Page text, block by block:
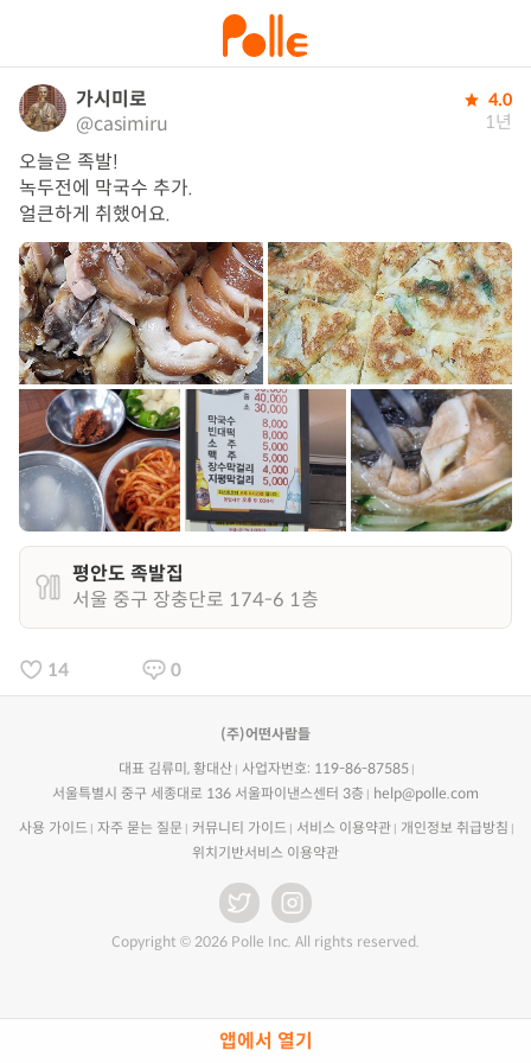
앱에서 열기
가시미로
@casimiru
4.0
1년
오늘은 족발!
녹두전에 막국수 추가.
얼큰하게 취했어요.
평안도 족발집
서울 중구 장충단로 174-6 1층
14 0
(주)어떤사람들
대표 김류미, 황대산
사업자번호: 119-86-87585
서울특별시 중구 세종대로 136 서울파이낸스센터 3층
help@polle.com
사용 가이드 자주 묻는 질문 커뮤니티 가이드 서비스 이용약관
개인정보 취급방침
위치기반서비스 이용약관
Copyright © 2026 Polle Inc. All rights reserved.